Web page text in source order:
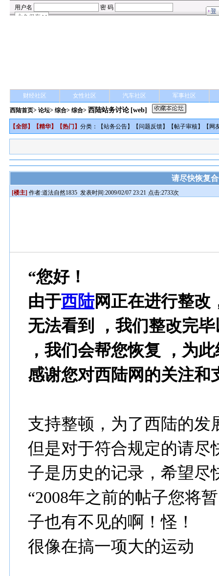
财经社区 女性社区 汽车社区 军事社区
西陆首页>论坛>综合> 综合> 西陆站务讨论 [web]
【全部】【精华】【热门 】分类：【站务公告】【问题反馈】【帖子审核】【 网
请尽快恢复
[楼主] 作者:道法自然1835 发表时间:2009/02/07 23:21 点击:2733次
“您好！
由于西陆网正在进行整改
无法看到 ，我们整改完
，我们会帮您恢复 ，为
感谢您对西陆网的关注和
支持整顿，为了西陆的发
但是对于符合规定的请尽
子是历史的记录，希望尽
“2008年之前的帖子您将
子也有不见的啊！怪！
很像在搞一项大的运动